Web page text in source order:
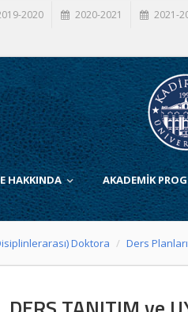
2020 2020-2021 2021-
HAKKINDA AKADEMİK
Doktora Ders Planları